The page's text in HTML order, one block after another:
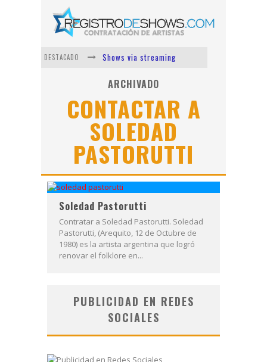
DESTACADO
Shows via streaming
Lit Killah
Nicki Nicole
Duki
Vi Em
Los Ángeles Azules
ARCHIVADO
CONTACTAR A
SOLEDAD
PASTORUTTI
Soledad Pastorutti
Contratar a Soledad Pastorutti. Soledad
Pastorutti, (Arequito, 12 de Octubre de
1980) es la artista argentina que logró
renovar el folklore en...
PUBLICIDAD EN REDES
SOCIALES